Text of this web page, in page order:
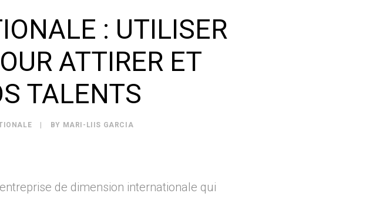
: UTILISER
ATTIRER ET
TALENTS
BY MARI-LIIS GARCIA
de dimension internationale qui